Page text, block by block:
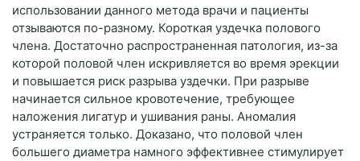
использовании данного метода врачи и пациенты
отзываются по-разному. Короткая уздечка полового
члена. Достаточно распространенная патология, из-за
которой половой член искривляется во время эрекции
и повышается риск разрыва уздечки. При разрыве
начинается сильное кровотечение, требующее
наложения лигатур и ушивания раны. Аномалия
устраняется только. Доказано, что половой член
большего диаметра намного эффективнее стимулирует